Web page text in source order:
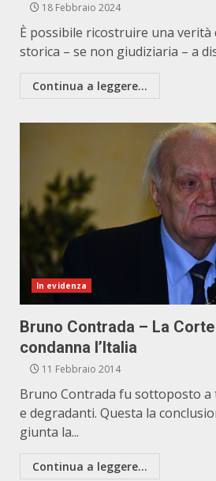
18 Febbraio 2024
È possibile ricostruire una
storica – se non giudiziaria – a
Continua a leggere...
In evidenza
Bruno Contrada – La
condanna l’Italia
11 Febbraio 2014
Bruno Contrada fu sottoposto
e degradanti. Questa la
giunta la...
Continua a leggere...